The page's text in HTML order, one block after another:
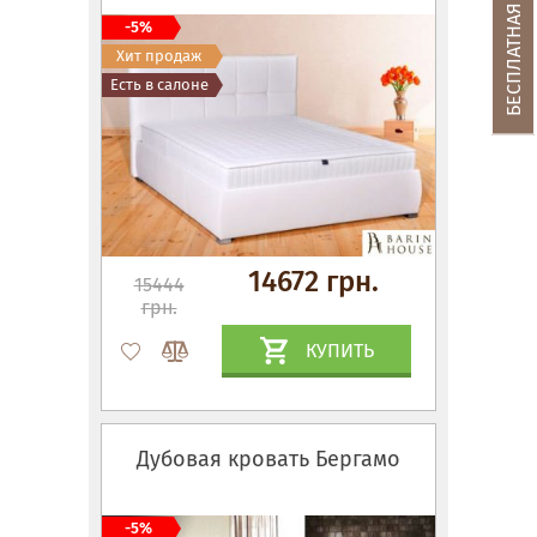
15444
грн.
14672 грн.
КУПИТЬ
-5%
Хит продаж
Есть в салоне
Дубовая кровать Бергамо
-5%